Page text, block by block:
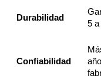
Durabilidad
5 a
Confiabilidad